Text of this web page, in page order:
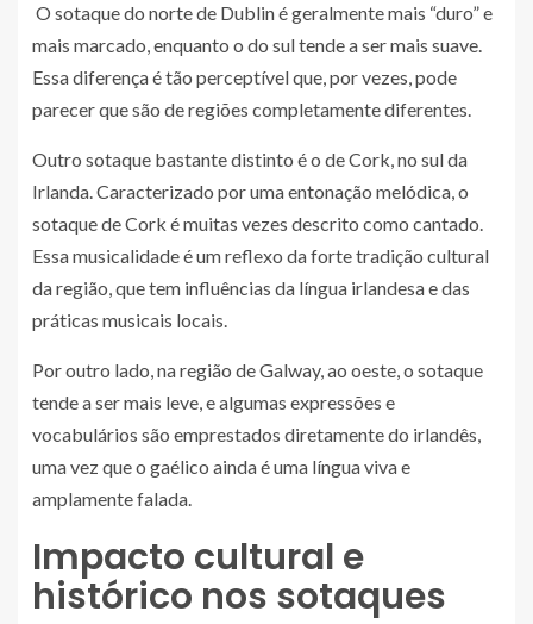
O sotaque do norte de Dublin é geralmente mais “duro” e
mais marcado, enquanto o do sul tende a ser mais suave.
Essa diferença é tão perceptível que, por vezes, pode
parecer que são de regiões completamente diferentes.
Outro sotaque bastante distinto é o de Cork, no sul da
Irlanda. Caracterizado por uma entonação melódica, o
sotaque de Cork é muitas vezes descrito como cantado.
Essa musicalidade é um reflexo da forte tradição cultural
da região, que tem influências da língua irlandesa e das
práticas musicais locais.
Por outro lado, na região de Galway, ao oeste, o sotaque
tende a ser mais leve, e algumas expressões e
vocabulários são emprestados diretamente do irlandês,
uma vez que o gaélico ainda é uma língua viva e
amplamente falada.
Impacto cultural e
histórico nos sotaques